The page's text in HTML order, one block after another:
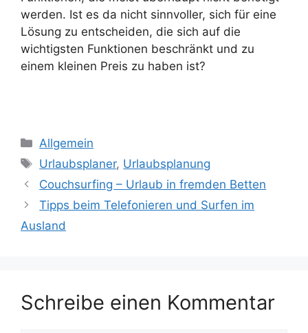
werden. Ist es da nicht sinnvoller, sich für eine
Lösung zu entscheiden, die sich auf die
wichtigsten Funktionen beschränkt und zu
einem kleinen Preis zu haben ist?
Kategorien
Allgemein
Schlagwörter
Urlaubsplaner, Urlaubsplanung
Couchsurfing – Urlaub in fremden Betten
Tipps beim Telefonieren und Surfen im
Ausland
Schreibe einen Kommentar